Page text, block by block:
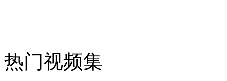
热门视频集